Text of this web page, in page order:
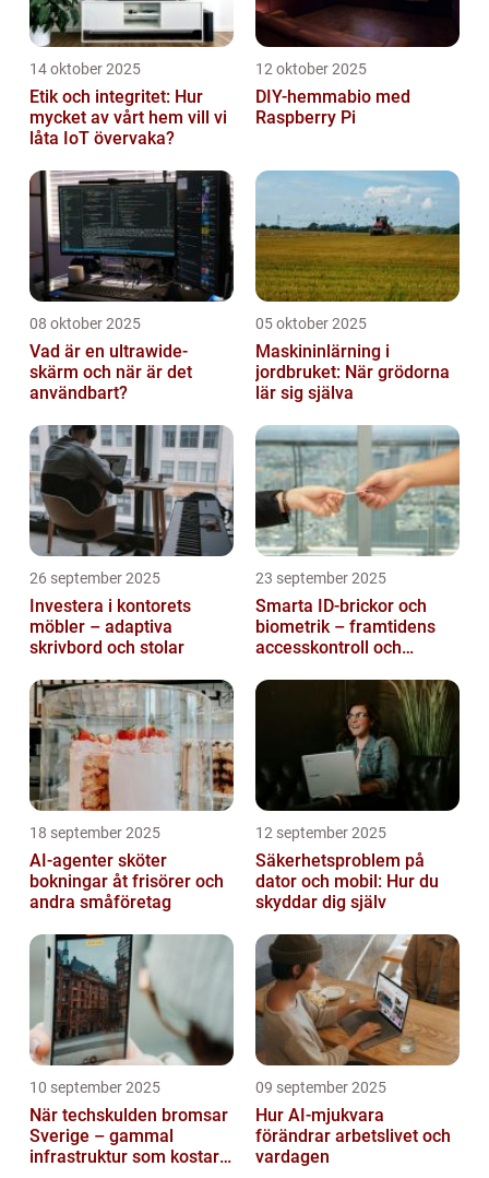
14 oktober 2025
Etik och integritet: Hur
mycket av vårt hem vill vi
låta IoT övervaka?
12 oktober 2025
DIY-hemmabio med
Raspberry Pi
08 oktober 2025
Vad är en ultrawide-
skärm och när är det
användbart?
05 oktober 2025
Maskininlärning i
jordbruket: När grödorna
lär sig själva
26 september 2025
Investera i kontorets
möbler – adaptiva
skrivbord och stolar
23 september 2025
Smarta ID-brickor och
biometrik – framtidens
accesskontroll och
18 september 2025
AI-agenter sköter
bokningar åt frisörer och
andra småföretag
12 september 2025
Säkerhetsproblem på
dator och mobil: Hur du
skyddar dig själv
10 september 2025
När techskulden bromsar
Sverige – gammal
infrastruktur som kostar
09 september 2025
Hur AI-mjukvara
förändrar arbetslivet och
vardagen